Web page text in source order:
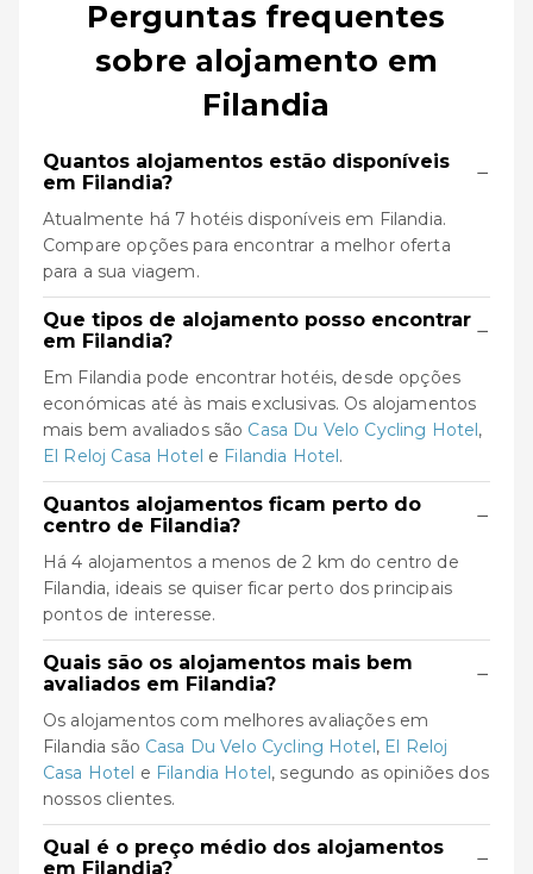
Perguntas frequentes
sobre alojamento em
Filandia
Quantos alojamentos estão disponíveis
em Filandia?
−
Atualmente há 7 hotéis disponíveis em Filandia.
Compare opções para encontrar a melhor oferta
para a sua viagem.
Que tipos de alojamento posso encontrar
em Filandia?
−
Em Filandia pode encontrar hotéis, desde opções
económicas até às mais exclusivas. Os alojamentos
mais bem avaliados são Casa Du Velo Cycling Hotel,
El Reloj Casa Hotel e Filandia Hotel.
Quantos alojamentos ficam perto do
centro de Filandia?
−
Há 4 alojamentos a menos de 2 km do centro de
Filandia, ideais se quiser ficar perto dos principais
pontos de interesse.
Quais são os alojamentos mais bem
avaliados em Filandia?
−
Os alojamentos com melhores avaliações em
Filandia são Casa Du Velo Cycling Hotel, El Reloj
Casa Hotel e Filandia Hotel, segundo as opiniões dos
nossos clientes.
Qual é o preço médio dos alojamentos
em Filandia?
−